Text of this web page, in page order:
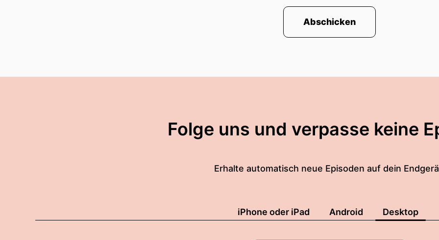
Abschicken
Folge uns und verpasse keine
Erhalte automatisch neue Episoden auf dein
iPhone oder iPad Android Desktop